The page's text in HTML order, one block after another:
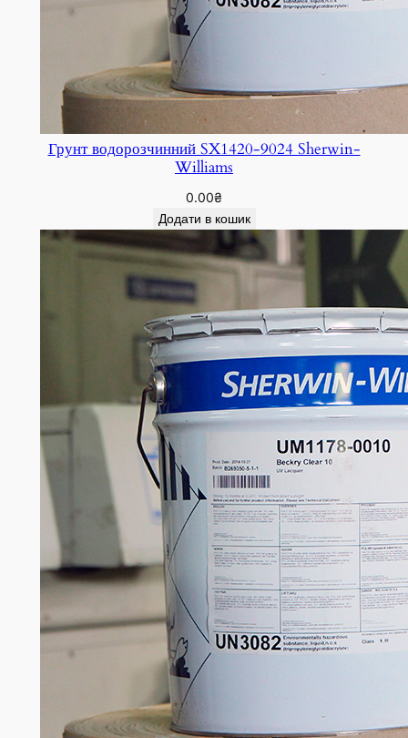
Грунт водорозчинний SX1420-9024 Sherwin-
Williams
0.00₴
Додати в кошик